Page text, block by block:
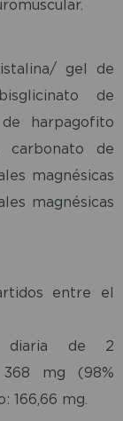
gel de
de
harpagofito
carbonato de
magnésicas
magnésicas
entre el
diaria de 2
368 mg (98%
166,66 mg.